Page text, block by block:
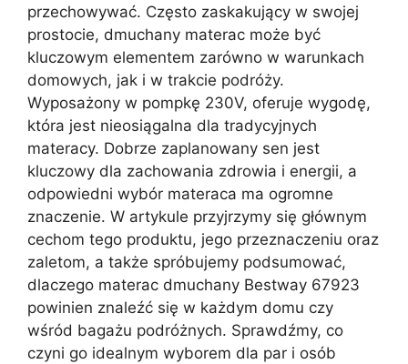
przechowywać. Często zaskakujący w swojej
prostocie, dmuchany materac może być
kluczowym elementem zarówno w warunkach
domowych, jak i w trakcie podróży.
Wyposażony w pompkę 230V, oferuje wygodę,
która jest nieosiągalna dla tradycyjnych
materacy. Dobrze zaplanowany sen jest
kluczowy dla zachowania zdrowia i energii, a
odpowiedni wybór materaca ma ogromne
znaczenie. W artykule przyjrzymy się głównym
cechom tego produktu, jego przeznaczeniu oraz
zaletom, a także spróbujemy podsumować,
dlaczego materac dmuchany Bestway 67923
powinien znaleźć się w każdym domu czy
wśród bagażu podróżnych. Sprawdźmy, co
czyni go idealnym wyborem dla par i osób